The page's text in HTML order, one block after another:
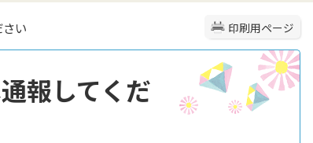
印刷用ページ
い
報してくだ